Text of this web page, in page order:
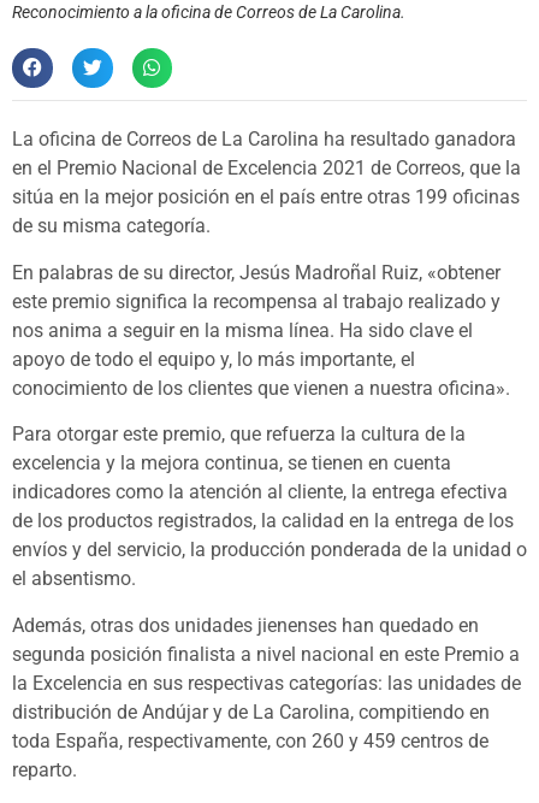
Reconocimiento a la oficina de Correos de La Carolina.
La oficina de Correos de La Carolina ha resultado ganadora
en el Premio Nacional de Excelencia 2021 de Correos, que la
sitúa en la mejor posición en el país entre otras 199 oficinas
de su misma categoría.
En palabras de su director, Jesús Madroñal Ruiz, «obtener
este premio significa la recompensa al trabajo realizado y
nos anima a seguir en la misma línea. Ha sido clave el
apoyo de todo el equipo y, lo más importante, el
conocimiento de los clientes que vienen a nuestra oficina».
Para otorgar este premio, que refuerza la cultura de la
excelencia y la mejora continua, se tienen en cuenta
indicadores como la atención al cliente, la entrega efectiva
de los productos registrados, la calidad en la entrega de los
envíos y del servicio, la producción ponderada de la unidad o
el absentismo.
Además, otras dos unidades jienenses han quedado en
segunda posición finalista a nivel nacional en este Premio a
la Excelencia en sus respectivas categorías: las unidades de
distribución de Andújar y de La Carolina, compitiendo en
toda España, respectivamente, con 260 y 459 centros de
reparto.